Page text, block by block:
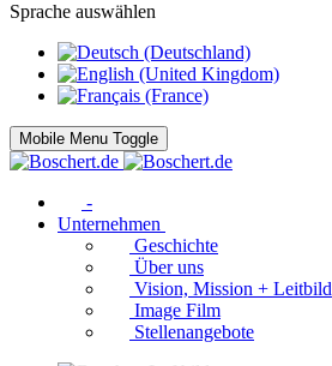
Sprache auswählen
Mobile Menu Toggle
-
Unternehmen
Geschichte
Über uns
Vision, Mission + Leitbild
Image Film
Stellenangebote